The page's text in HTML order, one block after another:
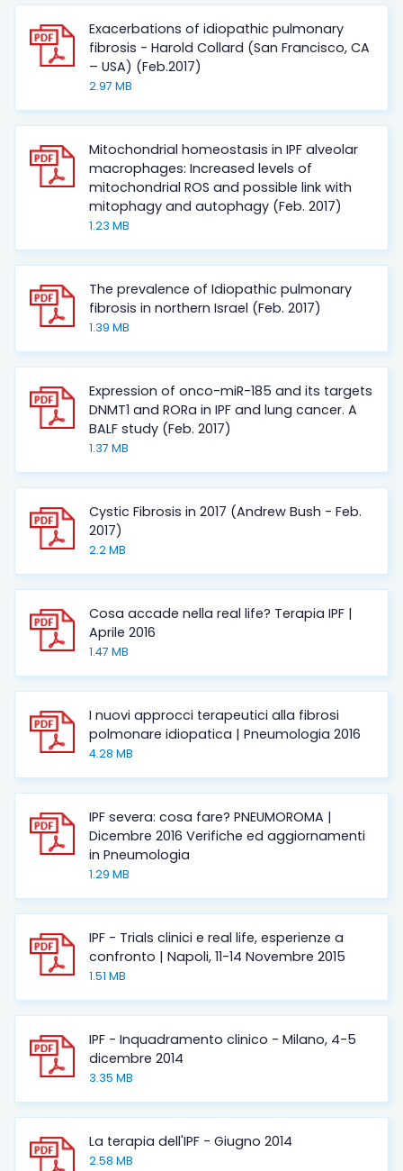
Exacerbations of idiopathic pulmonary
fibrosis - Harold Collard (San Francisco, CA
– USA) (Feb.2017)
2.97 MB
Mitochondrial homeostasis in IPF alveolar
macrophages: Increased levels of
mitochondrial ROS and possible link with
mitophagy and autophagy (Feb. 2017)
1.23 MB
The prevalence of Idiopathic pulmonary
fibrosis in northern Israel (Feb. 2017)
1.39 MB
Expression of onco-miR-185 and its targets
DNMT1 and RORa in IPF and lung cancer. A
BALF study (Feb. 2017)
1.37 MB
Cystic Fibrosis in 2017 (Andrew Bush - Feb.
2017)
2.2 MB
Cosa accade nella real life? Terapia IPF |
Aprile 2016
1.47 MB
I nuovi approcci terapeutici alla fibrosi
polmonare idiopatica | Pneumologia 2016
4.28 MB
IPF severa: cosa fare? PNEUMOROMA |
Dicembre 2016 Verifiche ed aggiornamenti
in Pneumologia
1.29 MB
IPF - Trials clinici e real life, esperienze a
confronto | Napoli, 11-14 Novembre 2015
1.51 MB
IPF - Inquadramento clinico - Milano, 4-5
dicembre 2014
3.35 MB
La terapia dell'IPF - Giugno 2014
2.58 MB